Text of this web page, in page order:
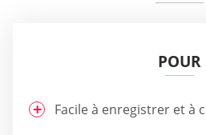
POUR
Facile à enregistrer et à